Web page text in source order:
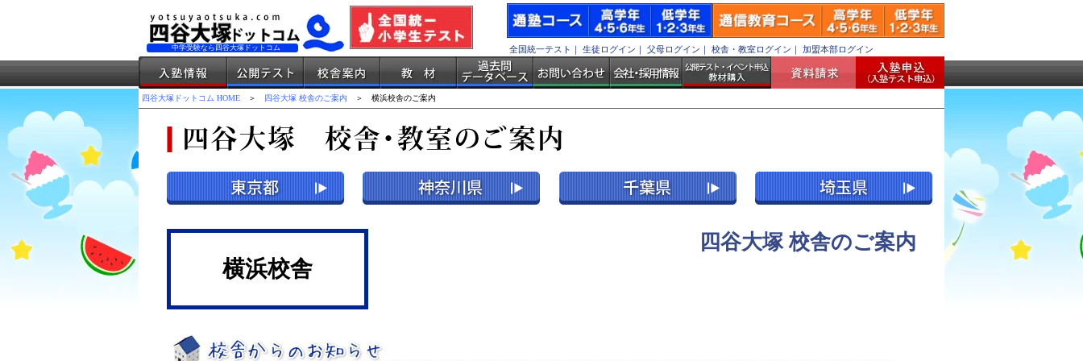
中学受験なら四谷大塚ドットコム 全国統一テスト ｜ 生徒ログイン ｜ 父母ログイン ｜ 校舎・教室ログイン ｜ 加盟本部ログイン
四谷大塚ドットコム HOME ＞ 四谷大塚 校舎のご案内 ＞ 横浜校舎のご案内
四谷大塚 校舎のご案内
横浜校舎